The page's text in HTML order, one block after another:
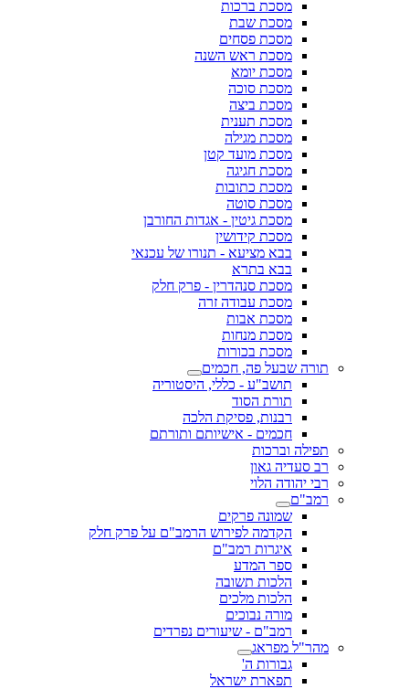
מסכת ברכות
מסכת שבת
מסכת פסחים
מסכת ראש השנה
מסכת יומא
מסכת סוכה
מסכת ביצה
מסכת תענית
מסכת מגילה
מסכת מועד קטן
מסכת חגיגה
מסכת כתובות
מסכת סוטה
מסכת גיטין - אגדות החורבן
מסכת קידושין
בבא מציעא - תנורו של עכנאי
בבא בתרא
מסכת סנהדרין - פרק חלק
מסכת עבודה זרה
מסכת אבות
מסכת מנחות
מסכת בכורות
תורה שבעל פה, חכמים
תושב"ע - כללי, היסטוריה
תורת הסוד
רבנות, פסיקת הלכה
חכמים - אישיותם ותורתם
תפילה וברכות
רב סעדיה גאון
רבי יהודה הלוי
רמב"ם
שמונה פרקים
הקדמה לפירוש הרמב"ם על פרק חלק
איגרות רמב"ם
ספר המדע
הלכות תשובה
הלכות מלכים
מורה נבוכים
רמב"ם - שיעורים נפרדים
מהר"ל מפראג
גבורות ה'
תפארת ישראל